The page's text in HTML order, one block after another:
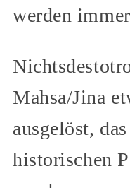
werden
Mahsa/Jina
ausgelöst,
historischen